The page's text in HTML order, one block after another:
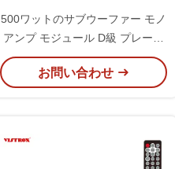
500ワットのサブウーファー モノ
アンプ モジュール D級 プレート
アンプ サブスピーカー用
お問い合わせ